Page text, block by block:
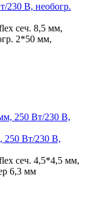
230 В, необогр.
сеч. 8,5 мм,
2*50 мм,
250 Вт/230 В,
сеч. 4,5*4,5 мм,
6,3 мм